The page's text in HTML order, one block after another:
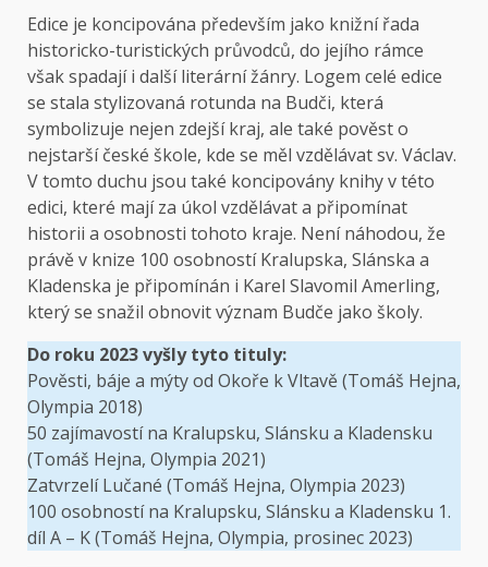
Edice je koncipována především jako knižní řada
historicko-turistických průvodců, do jejího rámce
však spadají i další literární žánry. Logem celé edice
se stala stylizovaná rotunda na Budči, která
symbolizuje nejen zdejší kraj, ale také pověst o
nejstarší české škole, kde se měl vzdělávat sv. Václav.
V tomto duchu jsou také koncipovány knihy v této
edici, které mají za úkol vzdělávat a připomínat
historii a osobnosti tohoto kraje. Není náhodou, že
právě v knize 100 osobností Kralupska, Slánska a
Kladenska je připomínán i Karel Slavomil Amerling,
který se snažil obnovit význam Budče jako školy.
Do roku 2023 vyšly tyto tituly:
Pověsti, báje a mýty od Okoře k Vltavě (Tomáš Hejna,
Olympia 2018)
50 zajímavostí na Kralupsku, Slánsku a Kladensku
(Tomáš Hejna, Olympia 2021)
Zatvrzelí Lučané (Tomáš Hejna, Olympia 2023)
100 osobností na Kralupsku, Slánsku a Kladensku 1.
díl A – K (Tomáš Hejna, Olympia, prosinec 2023)